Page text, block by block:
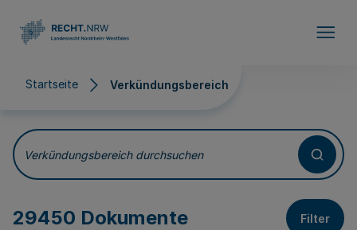
Startseite Verkündungsbereich
Verkündungsbereich
Verkündungsbereich durchsuchen
29450 Dokumente Filter